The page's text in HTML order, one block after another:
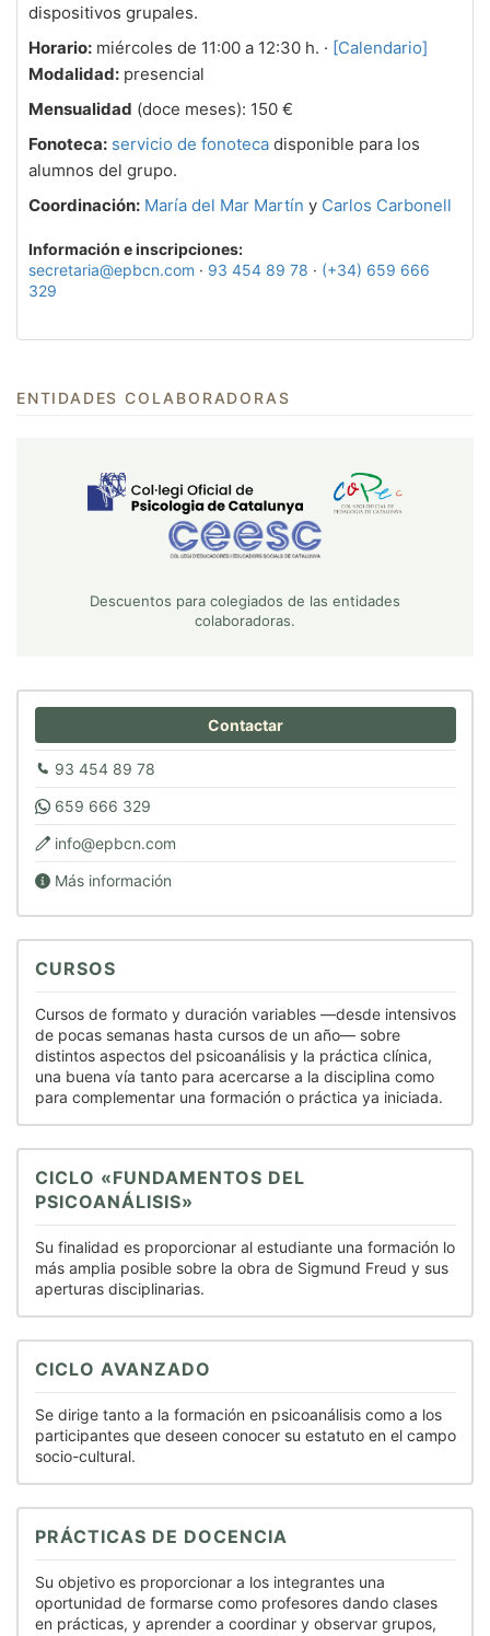
dispositivos grupales.
Horario: miércoles de 11:00 a 12:30 h. · [Calendario]
Modalidad: presencial
Mensualidad (doce meses): 150 €
Fonoteca: servicio de fonoteca disponible para los
alumnos del grupo.
Coordinación: María del Mar Martín y Carlos Carbonell
Información e inscripciones:
secretaria@epbcn.com · 93 454 89 78 · (+34) 659 666
329
ENTIDADES COLABORADORAS
Descuentos para colegiados de las entidades
colaboradoras.
Contactar
93 454 89 78
659 666 329
info@epbcn.com
Más información
CURSOS
Cursos de formato y duración variables —desde intensivos
de pocas semanas hasta cursos de un año— sobre
distintos aspectos del psicoanálisis y la práctica clínica,
una buena vía tanto para acercarse a la disciplina como
para complementar una formación o práctica ya iniciada.
CICLO «FUNDAMENTOS DEL
PSICOANÁLISIS»
Su finalidad es proporcionar al estudiante una formación lo
más amplia posible sobre la obra de Sigmund Freud y sus
aperturas disciplinarias.
CICLO AVANZADO
Se dirige tanto a la formación en psicoanálisis como a los
participantes que deseen conocer su estatuto en el campo
socio-cultural.
PRÁCTICAS DE DOCENCIA
Su objetivo es proporcionar a los integrantes una
oportunidad de formarse como profesores dando clases
en prácticas, y aprender a coordinar y observar grupos,